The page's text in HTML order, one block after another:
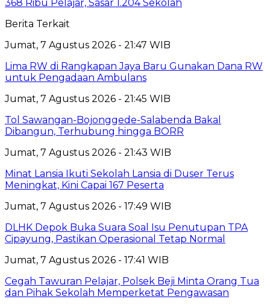
368 Ribu Pelajar, Sasar 1.204 Sekolah
Berita Terkait
Jumat, 7 Agustus 2026 - 21:47 WIB
Lima RW di Rangkapan Jaya Baru Gunakan Dana RW
untuk Pengadaan Ambulans
Jumat, 7 Agustus 2026 - 21:45 WIB
Tol Sawangan-Bojonggede-Salabenda Bakal
Dibangun, Terhubung hingga BORR
Jumat, 7 Agustus 2026 - 21:43 WIB
Minat Lansia Ikuti Sekolah Lansia di Duser Terus
Meningkat, Kini Capai 167 Peserta
Jumat, 7 Agustus 2026 - 17:49 WIB
DLHK Depok Buka Suara Soal Isu Penutupan TPA
Cipayung, Pastikan Operasional Tetap Normal
Jumat, 7 Agustus 2026 - 17:41 WIB
Cegah Tawuran Pelajar, Polsek Beji Minta Orang Tua
dan Pihak Sekolah Memperketat Pengawasan